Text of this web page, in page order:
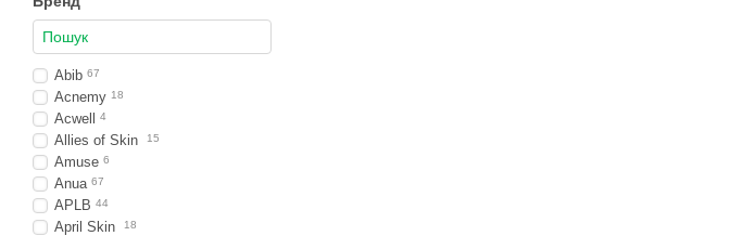
Abib 67
Acnemy 18
Acwell 4
Allies of Skin 15
Amuse 6
Anua 67
APLB 44
April Skin 18